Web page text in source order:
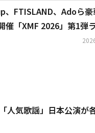
、FTISLAND、Adoら豪
催「XMF 2026」第1弾
人気歌謡」日本公演が